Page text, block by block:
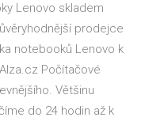
Lenovo skladem
prodejce
notebooků Lenovo k
Počítačové
Většinu
do 24 hodin až k